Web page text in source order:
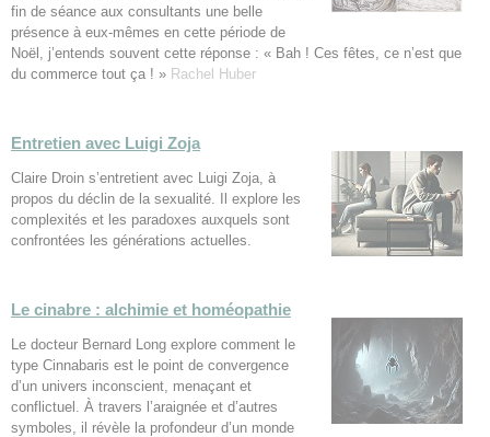
fin de séance aux consultants une belle
présence à eux-mêmes en cette période de
Noël, j’entends souvent cette réponse : « Bah ! Ces fêtes, ce n’est que
du commerce tout ça ! » Rachel Huber
Entretien avec Luigi Zoja
Claire Droin s’entretient avec Luigi Zoja, à
propos du déclin de la sexualité. Il explore les
complexités et les paradoxes auxquels sont
confrontées les générations actuelles.
Le cinabre : alchimie et homéopathie
Le docteur Bernard Long explore comment le
type Cinnabaris est le point de convergence
d’un univers inconscient, menaçant et
conflictuel. À travers l’araignée et d’autres
symboles, il révèle la profondeur d’un monde